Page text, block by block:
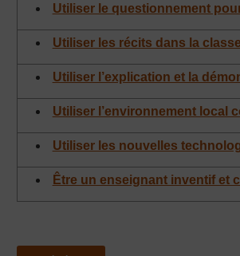
Utiliser le questionnement
Utiliser les récits dans la classe
Utiliser l’explication et la
Utiliser l’environnement local
Utiliser les nouvelles
Être un enseignant inventif et